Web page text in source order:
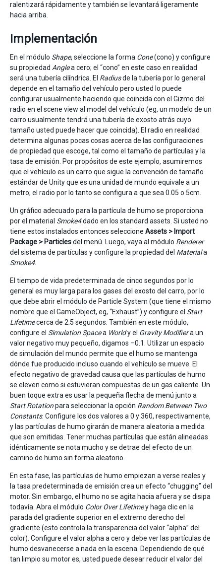
ralentizará rápidamente y también se levantará ligeramente
hacia arriba.
Implementación
En el módulo Shape, seleccione la forma Cone(cono) y configure
su propiedad Anglea cero; el “cono” en este caso en realidad
será una tubería cilíndrica. El Radiusde la tubería por lo general
depende en el tamaño del vehículo pero usted lo puede
configurar usualmente haciendo que coincida con el Gizmo del
radio en el scene view al model del vehículo (eg, un modelo de un
carro usualmente tendrá una tubería de exosto atrás cuyo
tamaño usted puede hacer que coincida). El radio en realidad
determina algunas pocas cosas acerca de las configuraciones
de propiedad que escoge, tal como el tamaño de partículas y la
tasa de emisión. Por propósitos de este ejemplo, asumiremos
que el vehículo es un carro que sigue la convención de tamaño
estándar de Unity que es una unidad de mundo equivale a un
metro; el radio por lo tanto se configura a que sea 0.05 o 5cm.
Un gráfico adecuado para la partícula de humo se proporciona
por el material Smoke4dado en los standard assets. Si usted no
tiene estos instalados entonces seleccione Assets > Import
Package > Particlesdel menú. Luego, vaya al módulo Renderer
del sistema de partículas y configure la propiedad del Materiala
Smoke4.
El tiempo de vida predeterminada de cinco segundos por lo
general es muy larga para los gases del exosto del carro, por lo
que debe abrir el módulo de Particle System (que tiene el mismo
nombre que el GameObject, eg, “Exhaust”) y configure el Start
Lifetimecerca de 2.5 segundos. También en este módulo,
configure el Simulation Spacea Worldy el Gravity Modifiera un
valor negativo muy pequeño, digamos –0.1. Utilizar un espacio
de simulación del mundo permite que el humo se mantenga
dónde fue producido incluso cuando el vehículo se mueve. El
efecto negativo de gravedad causa que las partículas de humo
se eleven como si estuvieran compuestas de un gas caliente. Un
buen toque extra es usar la pequeña flecha de menú junto a
Start Rotationpara seleccionar la opción Random Between Two
Constants. Configure los dos valores a 0 y 360, respectivamente,
y las partículas de humo girarán de manera aleatoria a medida
que son emitidas. Tener muchas partículas que están alineadas
idénticamente se nota mucho y se detrae del efecto de un
camino de humo sin forma aleatorio.
En esta fase, las partículas de humo empiezan a verse reales y
la tasa predeterminada de emisión crea un efecto “chugging” del
motor. Sin embargo, el humo no se agita hacia afuera y se disipa
todavía. Abra el módulo Color Over Lifetimey haga clic en la
parada del gradiente superior en el extremo derecho del
gradiente (esto controla la transparencia del valor “alpha” del
color). Configure el valor alpha a cero y debe ver las partículas de
humo desvanecerse a nada en la escena. Dependiendo de qué
tan limpio su motor es, usted puede desear reducir el valor del